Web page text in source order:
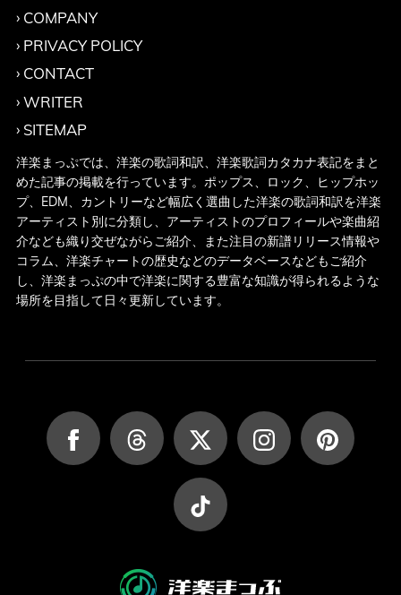
COMPANY
PRIVACY POLICY
CONTACT
WRITER
SITEMAP
洋楽まっぷでは、洋楽の歌詞和訳、洋楽歌詞カタカナ表記をまと
めた記事の掲載を行っています。ポップス、ロック、ヒップホッ
プ、EDM、カントリーなど幅広く選曲した洋楽の歌詞和訳を洋楽
アーティスト別に分類し、アーティストのプロフィールや楽曲紹
介なども織り交ぜながらご紹介、また注目の新譜リリース情報や
コラム、洋楽チャートの歴史などのデータベースなどもご紹介
し、洋楽まっぷの中で洋楽に関する豊富な知識が得られるような
場所を目指して日々更新しています。